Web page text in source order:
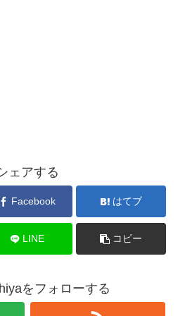
ェアする
Facebook はてブ
LINE コピー
をフォローする